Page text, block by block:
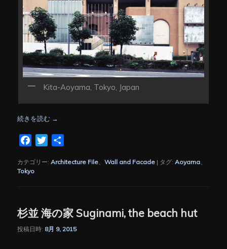
Kita-Aoyama, Tokyo, Japan
続きを読む →
FacebookTwitter
カテゴリー: Architecture File、Wall and Facade | タグ: Aoyama、
Tokyo
杉並 海の家 Suginami, the beach hut
投稿日時: 8月 9, 2015